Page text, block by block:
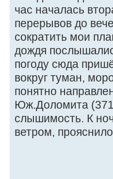
час началась
перерывов до
сократить мои
дождя
погоду сюда
вокруг туман,
понятно
Юж.Доломита
слышимость. К
ветром,